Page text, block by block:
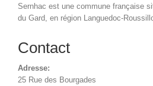
Sernhac est une commune française
du Gard, en région Languedoc-
Contact
Adresse:
25 Rue des Bourgades